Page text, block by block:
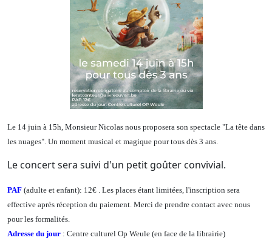
Le 14 juin à 15h, Monsieur Nicolas nous proposera son spectacle "La tête dans
les nuages". Un moment musical et magique pour tous dès 3 ans.
Le concert sera suivi d'un petit goûter convivial.
PAF (adulte et enfant): 12€ . Les places étant limitées, l'inscription sera
effective après réception du paiement. Merci de prendre contact avec nous
pour les formalités.
Adresse du jour : Centre culturel Op Weule (en face de la librairie)